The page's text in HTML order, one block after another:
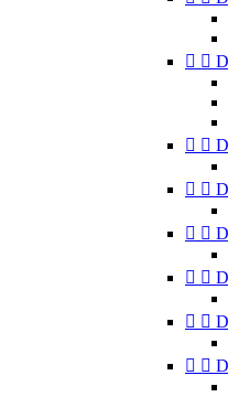
 
 
 
 
 
 
 